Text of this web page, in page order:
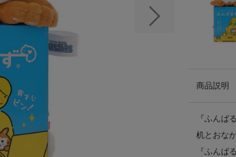
次の画像
商品説明
『ふんば
机とおな
『ふんば